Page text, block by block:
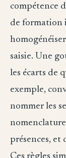
compétence
de formation
saisie. Une
les écarts de
exemple,
nommer les
présences,